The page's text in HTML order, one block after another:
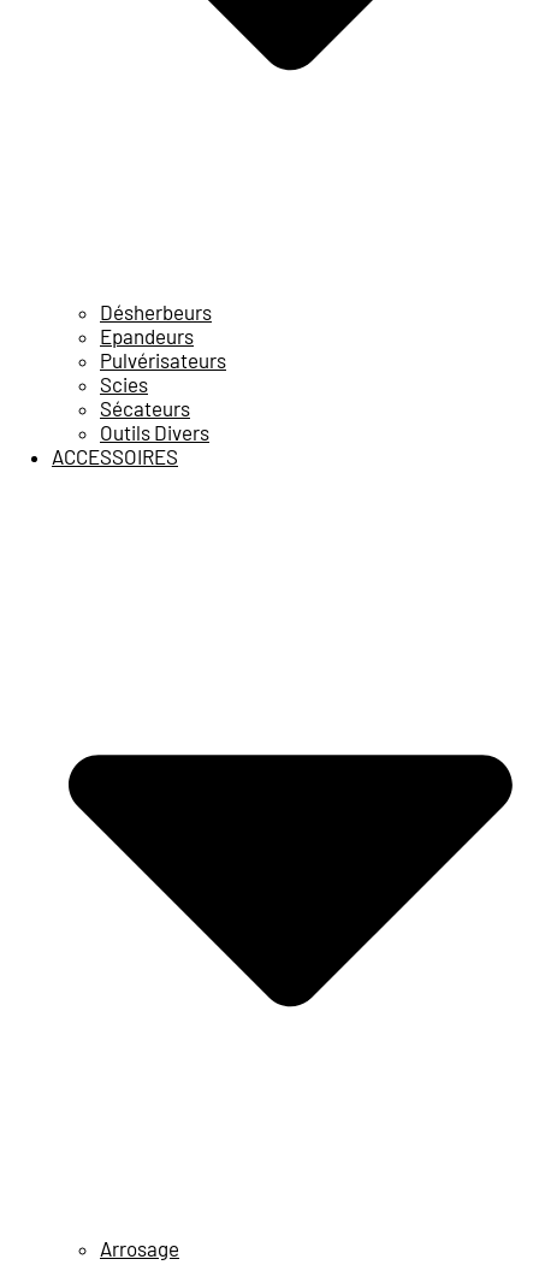
Désherbeurs
Epandeurs
Pulvérisateurs
Scies
Sécateurs
Outils Divers
ACCESSOIRES
Arrosage